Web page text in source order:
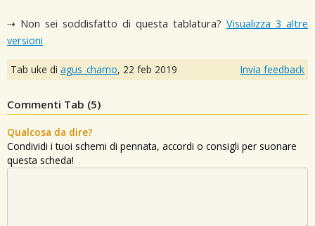
⇢ Non sei soddisfatto di questa tablatura? Visualizza 3 altre
versioni
Tab uke di agus_chamo, 22 feb 2019 Invia feedback
Commenti Tab (5)
Qualcosa da dire?
Condividi i tuoi schemi di pennata, accordi o consigli per suonare
questa scheda!